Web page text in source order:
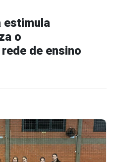
estimula
o
de ensino